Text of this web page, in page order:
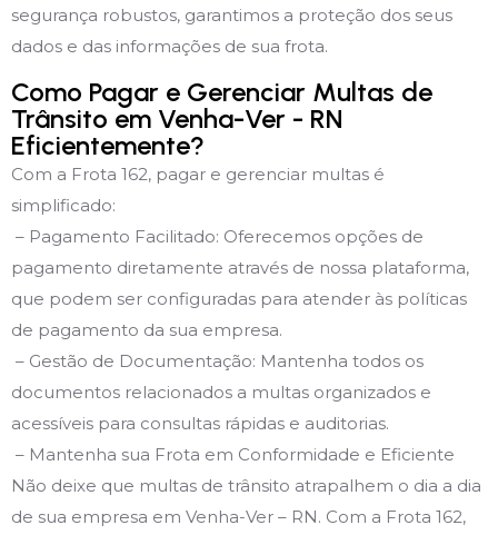
segurança robustos, garantimos a proteção dos seus
dados e das informações de sua frota.
Como Pagar e Gerenciar Multas de
Trânsito em Venha-Ver - RN
Eficientemente?
Com a Frota 162, pagar e gerenciar multas é
simplificado:
– Pagamento Facilitado: Oferecemos opções de
pagamento diretamente através de nossa plataforma,
que podem ser configuradas para atender às políticas
de pagamento da sua empresa.
– Gestão de Documentação: Mantenha todos os
documentos relacionados a multas organizados e
acessíveis para consultas rápidas e auditorias.
– Mantenha sua Frota em Conformidade e Eficiente
Não deixe que multas de trânsito atrapalhem o dia a dia
de sua empresa em Venha-Ver – RN. Com a Frota 162,